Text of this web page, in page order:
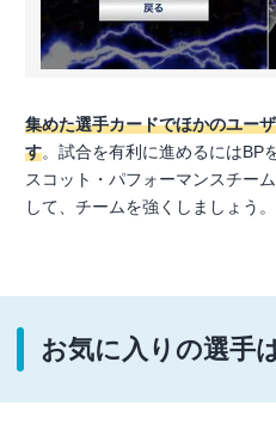
集めた選手カードでほかのユー
す。試合を有利に進めるにはBP
スコット・パフォーマンスチー
して、チームを強くしましょう。
お気に入りの選手